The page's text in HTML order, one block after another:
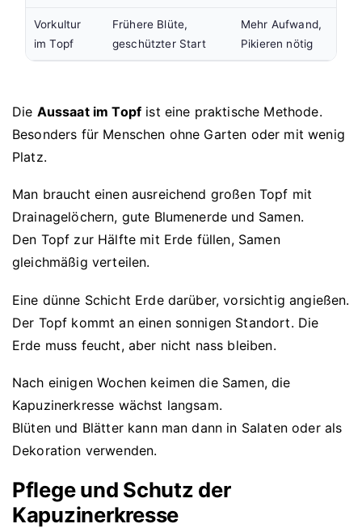
Vorkultur
im Topf
Frühere Blüte,
geschützter Start
Mehr Aufwand,
Pikieren nötig
Die Aussaat im Topf ist eine praktische Methode.
Besonders für Menschen ohne Garten oder mit wenig
Platz.
Man braucht einen ausreichend großen Topf mit
Drainagelöchern, gute Blumenerde und Samen.
Den Topf zur Hälfte mit Erde füllen, Samen
gleichmäßig verteilen.
Eine dünne Schicht Erde darüber, vorsichtig angießen.
Der Topf kommt an einen sonnigen Standort. Die
Erde muss feucht, aber nicht nass bleiben.
Nach einigen Wochen keimen die Samen, die
Kapuzinerkresse wächst langsam.
Blüten und Blätter kann man dann in Salaten oder als
Dekoration verwenden.
Pflege und Schutz der
Kapuzinerkresse